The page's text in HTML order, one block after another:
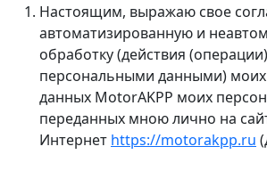
Настоящим, выражаю свое
автоматизированную и
обработку (действия
персональными данными)
данных MotorAKPP моих
переданных мною лично на
Интернет https://motorakpp.ru